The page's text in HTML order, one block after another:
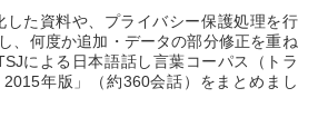
した資料や、プライバシー保護処理を行
、何度か追加・データの部分修正を重ね
による日本語話し言葉コーパス（トラ
年版」（約360会話）をまとめまし